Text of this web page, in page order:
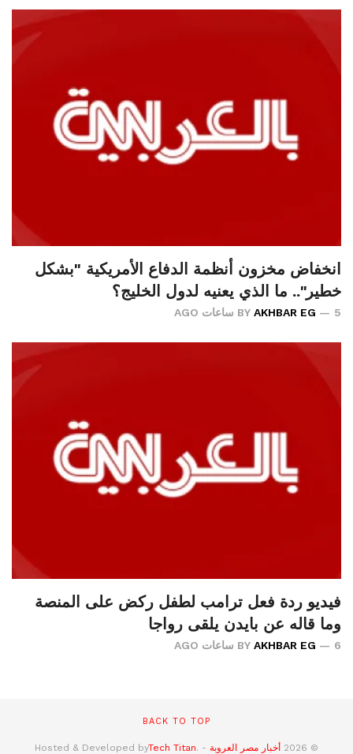
انخفاض مخزون أنظمة الدفاع الأمريكية "بشكل
خطير".. ما الذي يعنيه لدول الخليج؟
BY AKHBAR EG 5 ساعات AGO
فيديو ردة فعل ترامب لطفل ركض على المنصة
وما قاله عن بايدن يلقى رواجا
BY AKHBAR EG 6 ساعات AGO
BACK TO TOP
© 2026 أخبار مصر العروبة - Hosted & Developed by
Tech Titan.